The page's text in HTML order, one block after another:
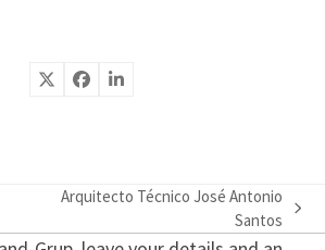
post:
Arquitecto Técnico José Antonio
Santos